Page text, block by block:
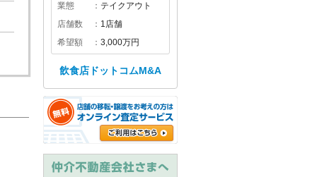
業態
テイクアウト
店舗数
1店舗
希望額
3,000万円
飲食店ドットコムM&A